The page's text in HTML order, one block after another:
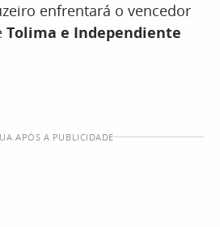
enfrentará o vencedor
Tolima e Independiente
APÓS A PUBLICIDADE